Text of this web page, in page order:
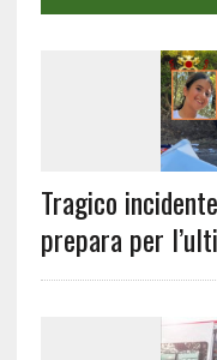
Tragico
prepara per